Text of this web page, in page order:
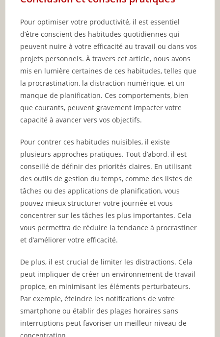
Pour optimiser votre productivité, il est essentiel
d’être conscient des habitudes quotidiennes qui
peuvent nuire à votre efficacité au travail ou dans vos
projets personnels. À travers cet article, nous avons
mis en lumière certaines de ces habitudes, telles que
la procrastination, la distraction numérique, et un
manque de planification. Ces comportements, bien
que courants, peuvent gravement impacter votre
capacité à avancer vers vos objectifs.
Pour contrer ces habitudes nuisibles, il existe
plusieurs approches pratiques. Tout d’abord, il est
conseillé de définir des priorités claires. En utilisant
des outils de gestion du temps, comme des listes de
tâches ou des applications de planification, vous
pouvez mieux structurer votre journée et vous
concentrer sur les tâches les plus importantes. Cela
vous permettra de réduire la tendance à procrastiner
et d’améliorer votre efficacité.
De plus, il est crucial de limiter les distractions. Cela
peut impliquer de créer un environnement de travail
propice, en minimisant les éléments perturbateurs.
Par exemple, éteindre les notifications de votre
smartphone ou établir des plages horaires sans
interruptions peut favoriser un meilleur niveau de